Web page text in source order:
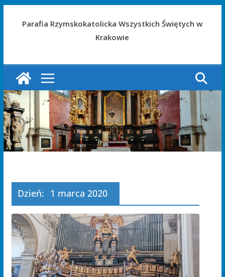
Parafia Rzymskokatolicka Wszystkich Świętych w
Krakowie
Dzień: 1 marca 2020